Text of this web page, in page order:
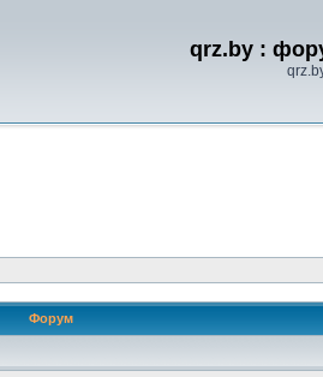
qrz.by :
Форум